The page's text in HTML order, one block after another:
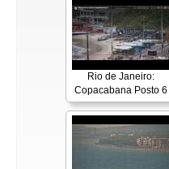
Rio de Janeiro:
Copacabana Posto 6